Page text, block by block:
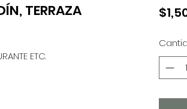
TERRAZA
ETC.